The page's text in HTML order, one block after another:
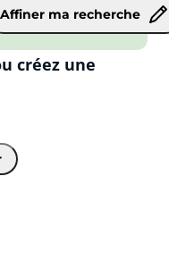
Fraisses (42490)
Affiner ma recherche
créez une